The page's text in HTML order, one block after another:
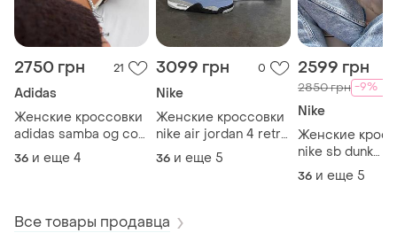
2750 грн 21
Adidas
Женские кроссовки
adidas samba og cow
print адидас самба
36 и еще 4
3099 грн 0
Nike
Женские кроссовки
nike air jordan 4 retro
university blue
36 и еще 5
2599 грн
2850 грн -9%
Nike
Женские
nike sb dunk
valentine's day
брон
36 и еще 5
Все товары продавца